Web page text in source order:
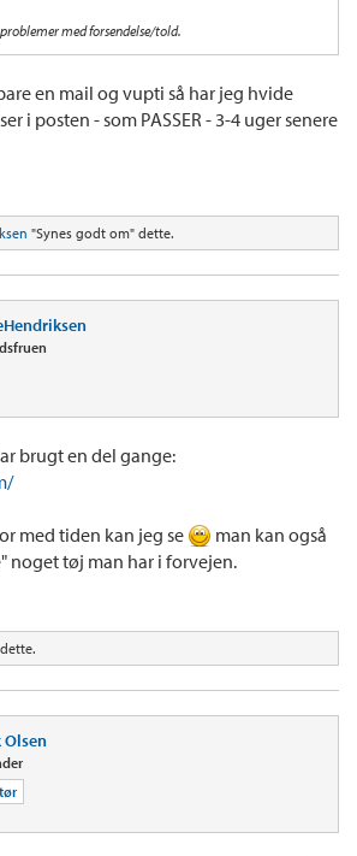
med forsendelse/told.
en mail og vupti så har jeg hvide
i posten - som PASSER - 3-4 uger senere
"Synes godt om" dette.
brugt en del gange:
med tiden kan jeg se
man kan også
noget tøj man har i forvejen.
Olsen